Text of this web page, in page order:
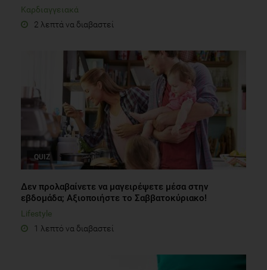
Καρδιαγγειακά
2 λεπτά να διαβαστεί
QUIZ
Δεν προλαβαίνετε να μαγειρέψετε μέσα στην
εβδομάδα; Αξιοποιήστε το Σαββατοκύριακο!
Lifestyle
1 λεπτό να διαβαστεί